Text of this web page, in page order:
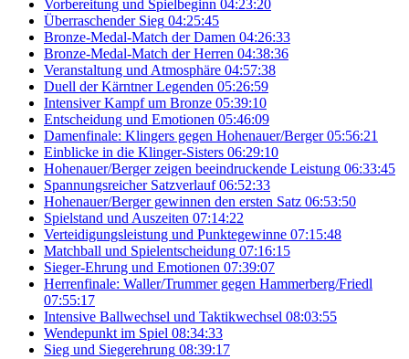
Vorbereitung und Spielbeginn 04:23:20
Überraschender Sieg 04:25:45
Bronze-Medal-Match der Damen 04:26:33
Bronze-Medal-Match der Herren 04:38:36
Veranstaltung und Atmosphäre 04:57:38
Duell der Kärntner Legenden 05:26:59
Intensiver Kampf um Bronze 05:39:10
Entscheidung und Emotionen 05:46:09
Damenfinale: Klingers gegen Hohenauer/Berger 05:56:21
Einblicke in die Klinger-Sisters 06:29:10
Hohenauer/Berger zeigen beeindruckende Leistung 06:33:45
Spannungsreicher Satzverlauf 06:52:33
Hohenauer/Berger gewinnen den ersten Satz 06:53:50
Spielstand und Auszeiten 07:14:22
Verteidigungsleistung und Punktegewinne 07:15:48
Matchball und Spielentscheidung 07:16:15
Sieger-Ehrung und Emotionen 07:39:07
Herrenfinale: Waller/Trummer gegen Hammerberg/Friedl
07:55:17
Intensive Ballwechsel und Taktikwechsel 08:03:55
Wendepunkt im Spiel 08:34:33
Sieg und Siegerehrung 08:39:17